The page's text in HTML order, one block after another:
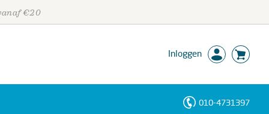
€20
Inloggen
010-4731397